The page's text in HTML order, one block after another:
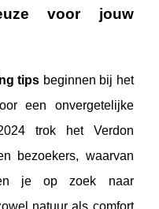
voor jouw
tips beginnen bij het
een onvergetelijke
trok het Verdon
bezoekers, waarvan
je op zoek naar
natuur als comfort